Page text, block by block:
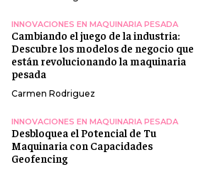
INNOVACIONES EN MAQUINARIA PESADA
Cambiando el juego de la industria:
Descubre los modelos de negocio que
están revolucionando la maquinaria
pesada
Carmen Rodriguez
INNOVACIONES EN MAQUINARIA PESADA
Desbloquea el Potencial de Tu
Maquinaria con Capacidades
Geofencing